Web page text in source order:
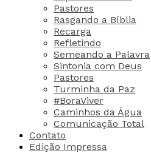
Pastores
Rasgando a Bíblia
Recarga
Refletindo
Semeando a Palavra
Sintonia com Deus
Pastores
Turminha da Paz
#BoraViver
Caminhos da Água
Comunicação Total
Contato
Edição Impressa